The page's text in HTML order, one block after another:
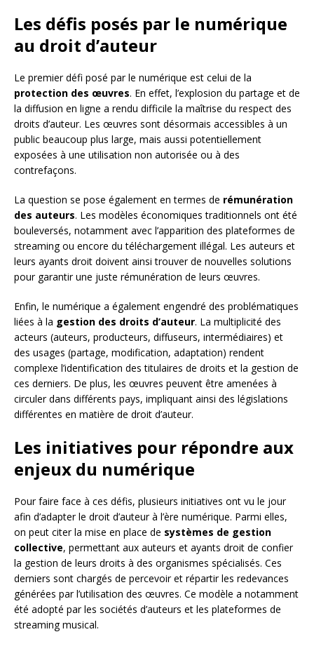
Les défis posés par le numérique
au droit d’auteur
Le premier défi posé par le numérique est celui de la
protection des œuvres. En effet, l’explosion du partage et de
la diffusion en ligne a rendu difficile la maîtrise du respect des
droits d’auteur. Les œuvres sont désormais accessibles à un
public beaucoup plus large, mais aussi potentiellement
exposées à une utilisation non autorisée ou à des
contrefaçons.
La question se pose également en termes de rémunération
des auteurs. Les modèles économiques traditionnels ont été
bouleversés, notamment avec l’apparition des plateformes de
streaming ou encore du téléchargement illégal. Les auteurs et
leurs ayants droit doivent ainsi trouver de nouvelles solutions
pour garantir une juste rémunération de leurs œuvres.
Enfin, le numérique a également engendré des problématiques
liées à la gestion des droits d’auteur. La multiplicité des
acteurs (auteurs, producteurs, diffuseurs, intermédiaires) et
des usages (partage, modification, adaptation) rendent
complexe l’identification des titulaires de droits et la gestion de
ces derniers. De plus, les œuvres peuvent être amenées à
circuler dans différents pays, impliquant ainsi des législations
différentes en matière de droit d’auteur.
Les initiatives pour répondre aux
enjeux du numérique
Pour faire face à ces défis, plusieurs initiatives ont vu le jour
afin d’adapter le droit d’auteur à l’ère numérique. Parmi elles,
on peut citer la mise en place de systèmes de gestion
collective, permettant aux auteurs et ayants droit de confier
la gestion de leurs droits à des organismes spécialisés. Ces
derniers sont chargés de percevoir et répartir les redevances
générées par l’utilisation des œuvres. Ce modèle a notamment
été adopté par les sociétés d’auteurs et les plateformes de
streaming musical.